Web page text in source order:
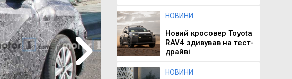
НОВИНИ
Новий кросовер Toyota
RAV4 здивував на тест-
драйві
НОВИНИ